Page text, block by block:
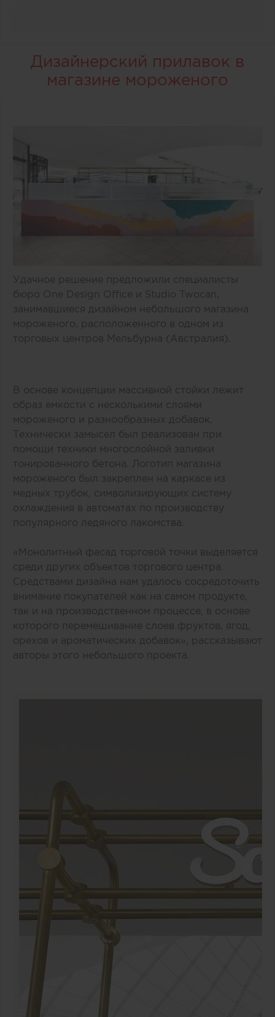
Дизайнерский прилавок в
магазине мороженого
Удачное решение предложили специалисты
бюро One Design Office и Studio Twocan,
занимавшиеся дизайном небольшого магазина
мороженого, расположенного в одном из
торговых центров Мельбурна (Австралия).
В основе концепции массивной стойки лежит
образ емкости с несколькими слоями
мороженого и разнообразных добавок.
Технически замысел был реализован при
помощи техники многослойной заливки
тонированного бетона. Логотип магазина
мороженого был закреплен на каркасе из
медных трубок, символизирующих систему
охлаждения в автоматах по производству
популярного ледяного лакомства.
«Монолитный фасад торговой точки выделяется
среди других объектов торгового центра.
Средствами дизайна нам удалось сосредоточить
внимание покупателей как на самом продукте,
так и на производственном процессе, в основе
которого перемешивание слоев фруктов, ягод,
орехов и ароматических добавок», рассказывают
авторы этого небольшого проекта.